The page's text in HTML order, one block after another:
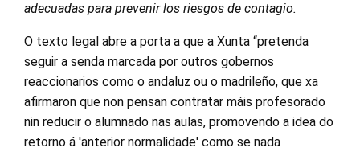
adecuadas para prevenir los riesgos de contagio.
O texto legal abre a porta a que a Xunta “pretenda
seguir a senda marcada por outros gobernos
reaccionarios como o andaluz ou o madrileño, que xa
afirmaron que non pensan contratar máis profesorado
nin reducir o alumnado nas aulas, promovendo a idea do
retorno á 'anterior normalidade' como se nada